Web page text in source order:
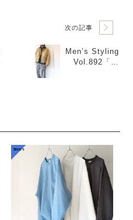
次の記事
Men’s Styling
Vol.892「ハ